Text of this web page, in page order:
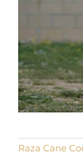
Raza Cane